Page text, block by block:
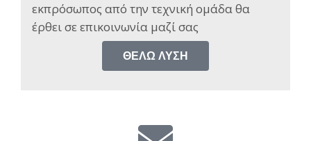
εκπρόσωπος από την τεχνική ομάδα θα
έρθει σε επικοινωνία μαζί σας​
ΘΈΛΩ ΛΎΣΗ